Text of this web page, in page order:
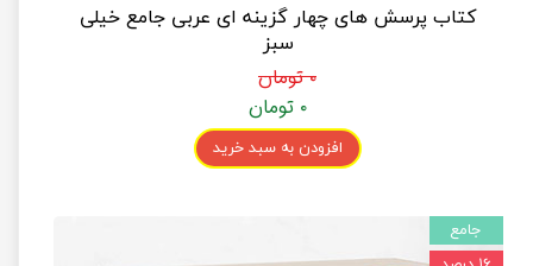
کتاب پرسش های چهار گزینه ای عربی جامع خیلی
سبز
۰ تومان
۰ تومان
افزودن به سبد خرید
جامع